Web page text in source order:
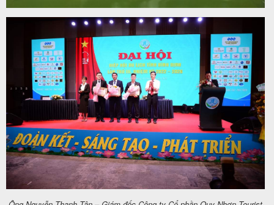
Quy
Tourist
Cảm
nhận
khách
hàng